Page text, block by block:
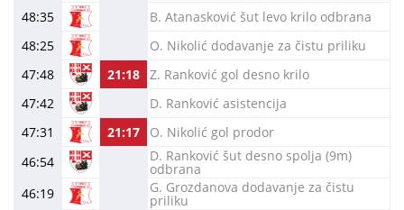
48:35
B. Atanasković šut levo krilo odbrana
48:25
O. Nikolić dodavanje za čistu priliku
47:48
21:18 Z. Ranković gol desno krilo
47:42
D. Ranković asistencija
47:31
21:17
O. Nikolić gol prodor
46:54
D. Ranković šut desno spolja (9m)
odbrana
46:19
G. Grozdanova dodavanje za čistu
priliku